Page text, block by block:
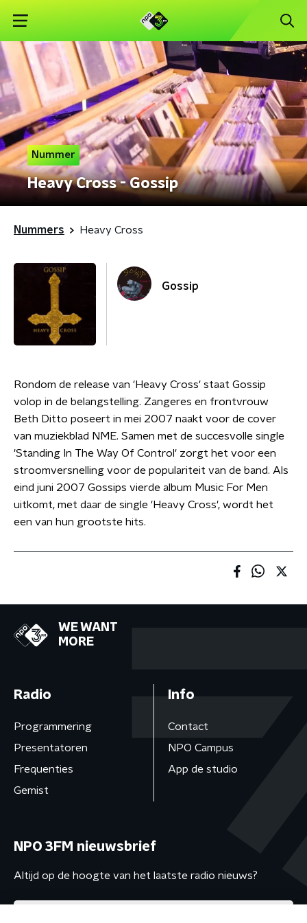
Nummer
Heavy Cross - Gossip
Nummers Heavy Cross
Gossip
Rondom de release van 'Heavy Cross' staat Gossip
volop in de belangstelling. Zangeres en frontvrouw
Beth Ditto poseert in mei 2007 naakt voor de cover
van muziekblad NME. Samen met de succesvolle single
'Standing In The Way Of Control' zorgt het voor een
stroomversnelling voor de populariteit van de band. Als
eind juni 2007 Gossips vierde album Music For Men
uitkomt, met daar de single 'Heavy Cross', wordt het
een van hun grootste hits.
WE WANT
MORE
Radio
Programmering
Presentatoren
Frequenties
Gemist
Info
Contact
NPO Campus
App de studio
NPO 3FM nieuwsbrief
Altijd op de hoogte van het laatste radio nieuws?